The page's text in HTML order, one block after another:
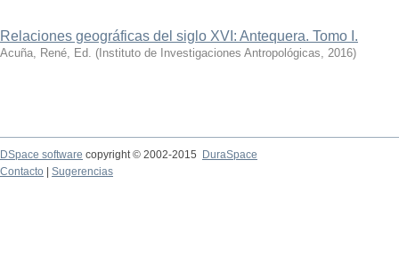
Relaciones geográficas del siglo XVI: Antequera. Tomo I.
Acuña, René, Ed. ( Instituto de Investigaciones Antropológicas, 2016)
DSpace software copyright © 2002-2015
DuraSpace
Contacto
Sugerencias